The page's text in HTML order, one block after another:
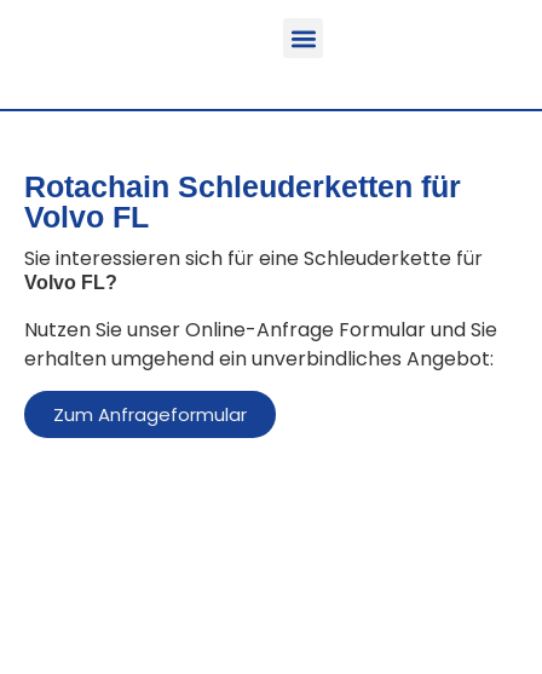
Rotachain Schleuderketten für
Volvo FL
Sie interessieren sich für eine Schleuderkette für
Volvo FL?
Nutzen Sie unser Online-Anfrage Formular und Sie
erhalten umgehend ein unverbindliches Angebot:
Zum Anfrageformular